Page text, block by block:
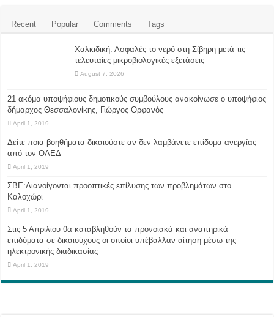
Recent Popular Comments Tags
Χαλκιδική: Ασφαλές το νερό στη Σίβηρη μετά τις
τελευταίες μικροβιολογικές εξετάσεις
August 7, 2026
21 ακόμα υποψήφιους δημοτικούς συμβούλους ανακοίνωσε ο υποψήφιος
δήμαρχος Θεσσαλονίκης, Γιώργος Ορφανός
April 1, 2019
Δείτε ποια βοηθήματα δικαιούστε αν δεν λαμβάνετε επίδομα ανεργίας
από τον ΟΑΕΔ
April 1, 2019
ΣΒΕ:Διανοίγονται προοπτικές επίλυσης των προβλημάτων στο
Καλοχώρι
April 1, 2019
Στις 5 Απριλίου θα καταβληθούν τα προνοιακά και αναπηρικά
επιδόματα σε δικαιούχους οι οποίοι υπέβαλλαν αίτηση μέσω της
ηλεκτρονικής διαδικασίας
April 1, 2019